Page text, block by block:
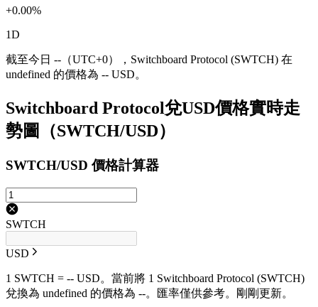
+0.00%
1D
截至今日 --（UTC+0），Switchboard Protocol (SWTCH) 在
undefined 的價格為 -- USD。
Switchboard Protocol兌USD價格實時走
勢圖（SWTCH/USD）
SWTCH/USD 價格計算器
SWTCH
USD
1 SWTCH = -- USD。當前將 1 Switchboard Protocol (SWTCH)
兌換為 undefined 的價格為 --。匯率僅供參考。剛剛更新。